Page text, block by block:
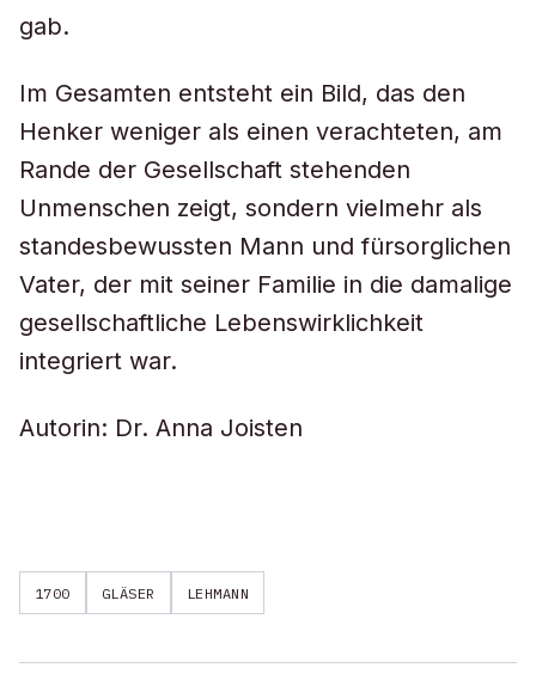
gab.
Im Gesamten entsteht ein Bild, das den
Henker weniger als einen verachteten, am
Rande der Gesellschaft stehenden
Unmenschen zeigt, sondern vielmehr als
standesbewussten Mann und fürsorglichen
Vater, der mit seiner Familie in die damalige
gesellschaftliche Lebenswirklichkeit
integriert war.
Autorin: Dr. Anna Joisten
1700 GLÄSER LEHMANN